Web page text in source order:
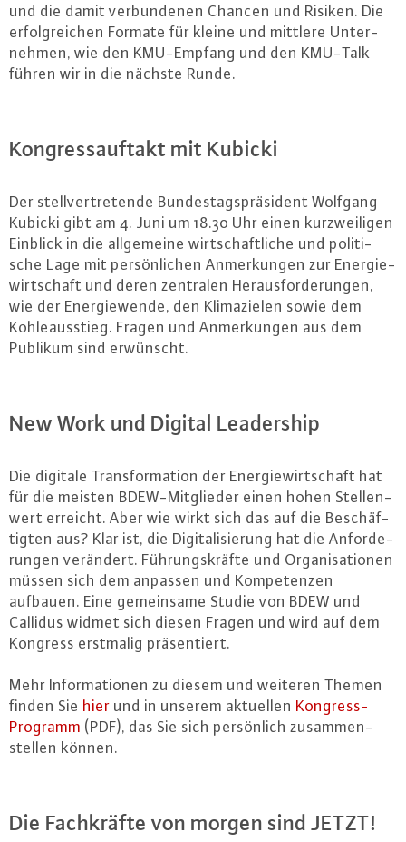
und die damit ver­bun­de­nen Chancen und Risiken. Die
er­folg­rei­chen Formate für kleine und mittlere Un­ter­
neh­men, wie den KMU-Emp­fang und den KMU-Talk
führen wir in die nächste Runde.
Kon­gress­auf­takt mit Kubicki
Der stell­ver­tre­ten­de Bun­des­tags­prä­si­dent Wolfgang
Kubicki gibt am 4. Juni um 18.30 Uhr einen kurz­wei­li­gen
Einblick in die all­ge­mei­ne wirt­schaft­li­che und po­li­ti­
sche Lage mit per­sön­li­chen An­mer­kun­gen zur En­er­gie­
wirt­schaft und deren zentralen Her­aus­for­de­run­gen,
wie der En­er­gie­wen­de, den Kli­ma­zie­len sowie dem
Koh­le­aus­stieg. Fragen und An­mer­kun­gen aus dem
Publikum sind erwünscht.
New Work und Digital Lea­dership
Die digitale Trans­for­ma­ti­on der En­er­gie­wirt­schaft hat
für die meisten BDEW-Mit­glie­der einen hohen Stel­len­
wert erreicht. Aber wie wirkt sich das auf die Be­schäf­
tig­ten aus? Klar ist, die Di­gi­ta­li­sie­rung hat die An­for­de­
run­gen verändert. Füh­rungs­kräf­te und Or­ga­ni­sa­tio­nen
müssen sich dem anpassen und Kom­pe­ten­zen
aufbauen. Eine ge­mein­sa­me Studie von BDEW und
Callidus widmet sich diesen Fragen und wird auf dem
Kongress erstmalig prä­sen­tiert.
Mehr In­for­ma­tio­nen zu diesem und weiteren Themen
finden Sie hier und in unserem aktuellen Kon­gress-
Pro­gramm (PDF), das Sie sich per­sön­lich zu­sam­men­
stel­len können.
Die Fach­kräf­te von morgen sind JETZT!